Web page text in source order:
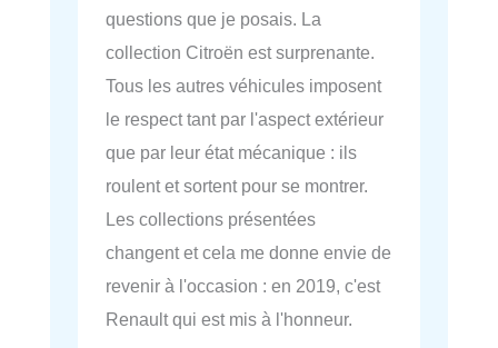
questions que je posais. La
collection Citroën est surprenante.
Tous les autres véhicules imposent
le respect tant par l'aspect extérieur
que par leur état mécanique : ils
roulent et sortent pour se montrer.
Les collections présentées
changent et cela me donne envie de
revenir à l'occasion : en 2019, c'est
Renault qui est mis à l'honneur.